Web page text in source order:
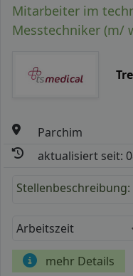
Mitarbeiter im
Messtechniker (m/
Parchim
aktualisiert seit:
Stellenbeschreibung:
Arbeitszeit
mehr Details